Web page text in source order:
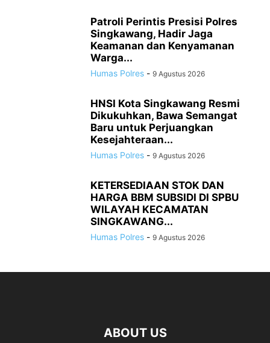
Patroli Perintis Presisi Polres
Singkawang, Hadir Jaga
Keamanan dan Kenyamanan
Warga...
Humas Polres - 9 Agustus 2026
HNSI Kota Singkawang Resmi
Dikukuhkan, Bawa Semangat
Baru untuk Perjuangkan
Kesejahteraan...
Humas Polres - 9 Agustus 2026
KETERSEDIAAN STOK DAN
HARGA BBM SUBSIDI DI SPBU
WILAYAH KECAMATAN
SINGKAWANG...
Humas Polres - 9 Agustus 2026
ABOUT US